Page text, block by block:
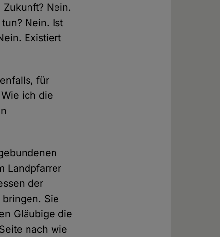
Nein.
Nein. Ist
Existiert
für
ich die
Landpfarrer
der
Sie
Gläubige die
nach wie